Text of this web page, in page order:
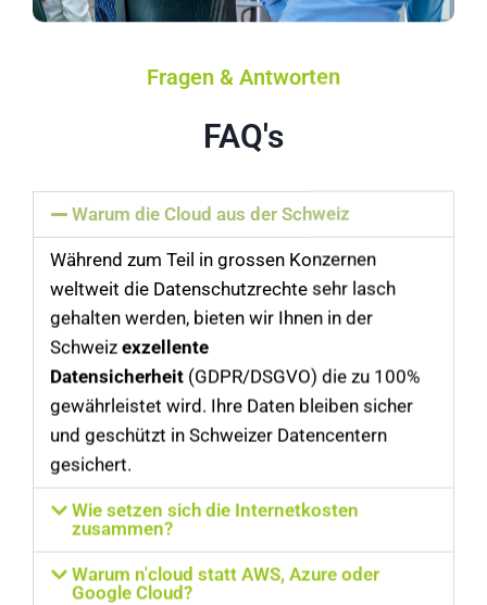
Fragen & Antworten
FAQ's
Warum die Cloud aus der Schweiz
Während zum Teil in grossen Konzernen
weltweit die Datenschutzrechte sehr lasch
gehalten werden, bieten wir Ihnen in der
Schweiz exzellente
Datensicherheit (GDPR/DSGVO) die zu 100%
gewährleistet wird. Ihre Daten bleiben sicher
und geschützt in Schweizer Datencentern
gesichert.
Wie setzen sich die Internetkosten
zusammen?
Warum n'cloud statt AWS, Azure oder
Google Cloud?